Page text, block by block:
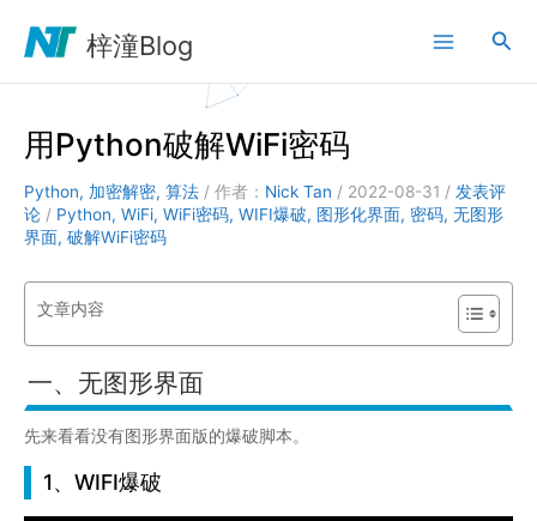
梓潼Blog
搜
用Python破解WiFi密码
Python, 加密解密, 算法 / 作者： Nick Tan / 2022-08-31 / 发表评
论 / Python, WiFi, WiFi密码, WIFI爆破, 图形化界面, 密码, 无图形
界面, 破解WiFi密码
文章内容
一、无图形界面
先来看看没有图形界面版的爆破脚本。
1、WIFI爆破